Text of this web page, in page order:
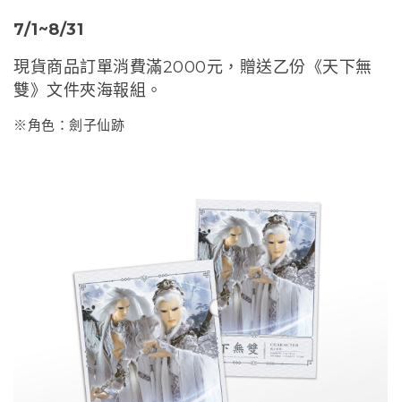
7/1~8/31
現貨商品訂單消費滿2000元，贈送乙份《天下無
雙》文件夾海報組。
※角色：劍子仙跡